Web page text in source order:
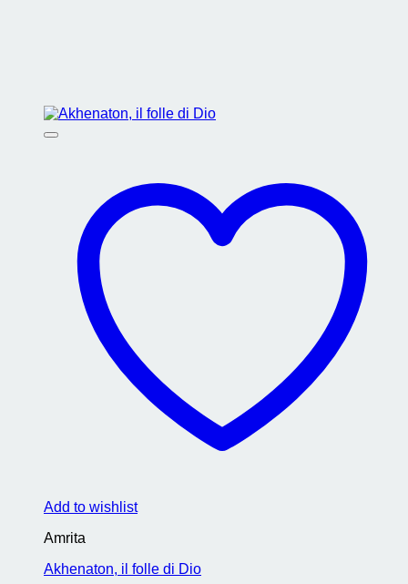
Add to wishlist
Amrita
Akhenaton, il folle di Dio